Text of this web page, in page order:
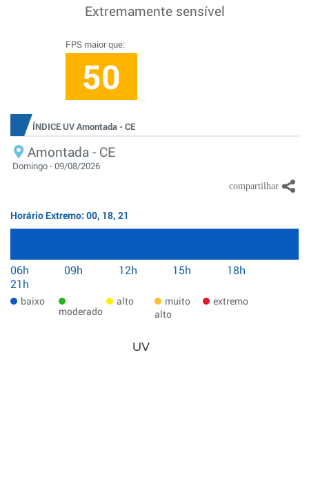
Extremamente sensível
FPS maior que:
50
ÍNDICE UV Amontada - CE
Amontada - CE
Domingo - 09/08/2026
Horário Extremo: 00, 18, 21
06h 09h 12h 15h
18h
21h
baixo
moderado
alto
muito
alto
extremo
UV